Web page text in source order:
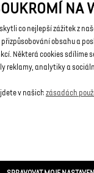
VISION
+ DS DRIVE
SUSPENSION
parkovací
VERZE
s DPH
jsou pouze ilustrační
NA
co nejlepší zážitek z
přizpůsobování obsahu a
Některá cookies sdílíme
reklamy, analytiky a
v našich zásadách